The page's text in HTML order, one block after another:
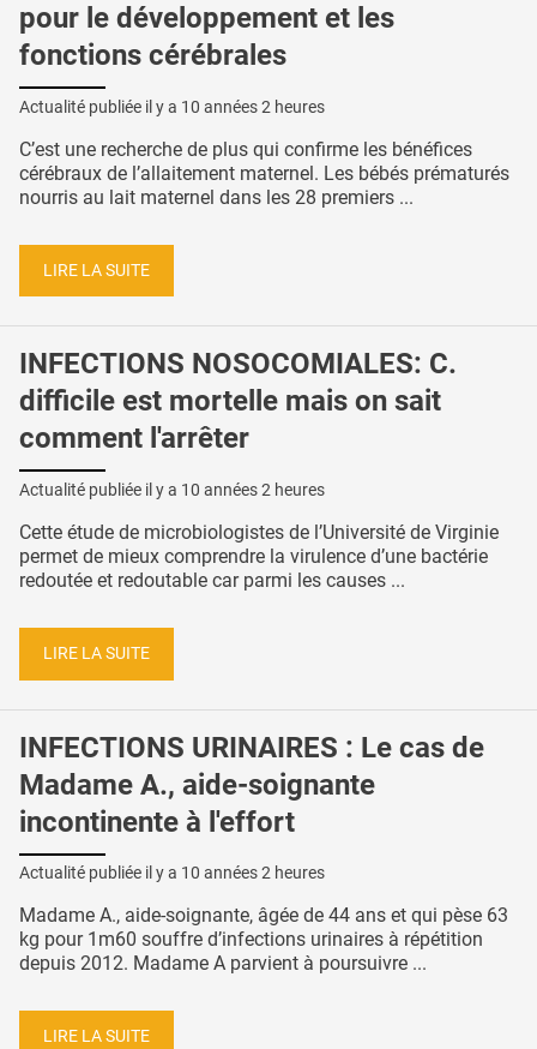
pour le développement et les
fonctions cérébrales
Actualité publiée il y a 10 années 2 heures
C’est une recherche de plus qui confirme les bénéfices
cérébraux de l’allaitement maternel. Les bébés prématurés
nourris au lait maternel dans les 28 premiers ...
LIRE LA SUITE
INFECTIONS NOSOCOMIALES: C.
difficile est mortelle mais on sait
comment l'arrêter
Actualité publiée il y a 10 années 2 heures
Cette étude de microbiologistes de l’Université de Virginie
permet de mieux comprendre la virulence d’une bactérie
redoutée et redoutable car parmi les causes ...
LIRE LA SUITE
INFECTIONS URINAIRES : Le cas de
Madame A., aide-soignante
incontinente à l'effort
Actualité publiée il y a 10 années 2 heures
Madame A., aide-soignante, âgée de 44 ans et qui pèse 63
kg pour 1m60 souffre d’infections urinaires à répétition
depuis 2012. Madame A parvient à poursuivre ...
LIRE LA SUITE